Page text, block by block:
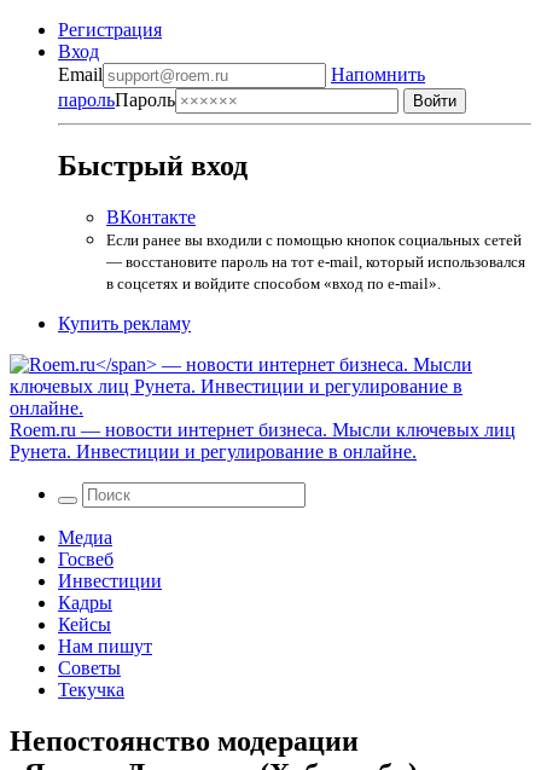
Регистрация
Вход
Email
Напомнить
парольПароль
Быстрый вход
ВКонтакте
Если ранее вы входили с помощью кнопок социальных сетей
— восстановите пароль на тот e-mail, который использовался
в соцсетях и войдите способом «вход по e-mail».
Купить рекламу
Roem.ru — новости интернет бизнеса. Мысли ключевых лиц
Рунета. Инвестиции и регулирование в онлайне.
Медиа
Госвеб
Инвестиции
Кадры
Кейсы
Нам пишут
Советы
Текучка
Непостоянство модерации